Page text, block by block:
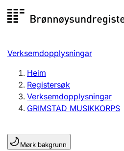
til
Registersøk
Aksjeselskap
Enkeltpersonføretak
Registrere, endre, slette
Verksemdopplysningar
Heim
Registersøk
Verksemdopplysningar
GRIMSTAD MUSIKKORPS
Mørk bakgrunn